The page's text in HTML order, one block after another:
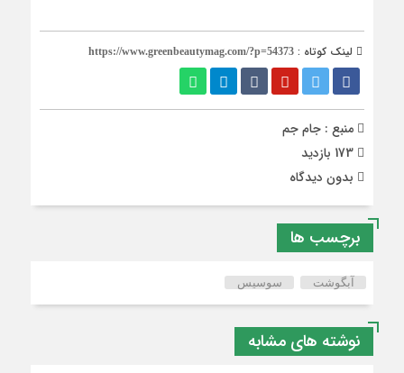
لینک کوتاه : https://www.greenbeautymag.com/?p=54373
منبع : جام جم
بدون دیدگاه
برچسب ها
آبگوشت سوسیس
نوشته های مشابه